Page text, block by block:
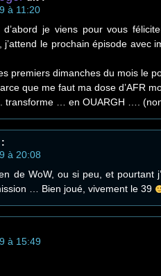
à 11:20
je viens pour vous
j’attend le prochain épisode avec
premiers dimanches du mois le
que me faut ma dose d’AFR
… en OUARGH ….
à 20:08
de WoW, ou si peu, et pourtant
… Bien joué, vivement le 39
à 15:49